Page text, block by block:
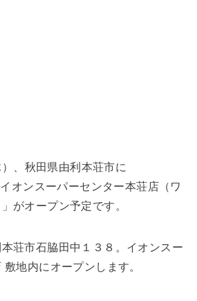
、秋田県由利本荘市に
オンスーパーセンター本荘店（ワ
がオープン予定です。
荘市石脇田中１３８。イオンスー
地内にオープンします。